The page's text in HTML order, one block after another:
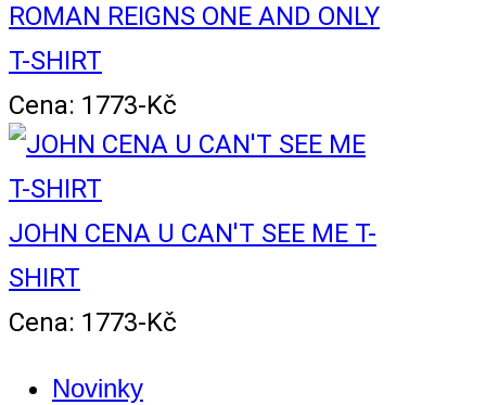
ROMAN REIGNS ONE AND ONLY
T-SHIRT
Cena: 1773-Kč
JOHN CENA U CAN'T SEE ME T-
SHIRT
Cena: 1773-Kč
Novinky